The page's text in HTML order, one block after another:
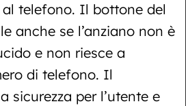
telefono. Il bottone del
anche se l’anziano non è
e non riesce a
di telefono. Il
sicurezza per l’utente e